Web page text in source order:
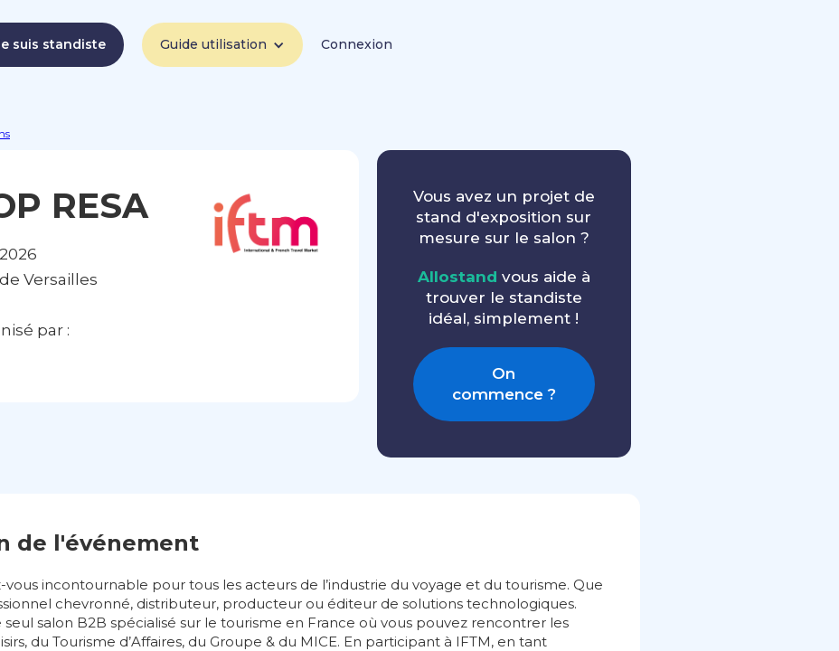
suis standiste Guide utilisation Connexion
RESA
Versailles
par :
Vous avez un projet de
stand d'exposition sur
mesure sur le salon ?
Allostand vous aide à
trouver le standiste
idéal, simplement !
On
commence ?
de l'événement
vous incontournable pour tous les acteurs de l’industrie du voyage et du tourisme. Que
chevronné, distributeur, producteur ou éditeur de solutions technologiques.
seul salon B2B spécialisé sur le tourisme en France où vous pouvez rencontrer les
du Tourisme d’Affaires, du Groupe & du MICE. En participant à IFTM, en tant